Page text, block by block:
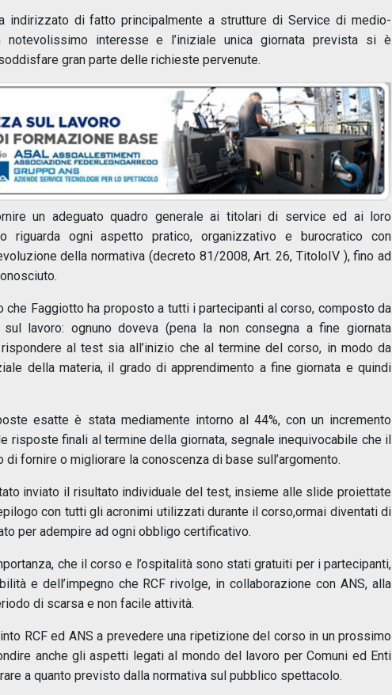
indirizzato di fatto principalmente a strutture di Service di medio-
interesse e l’iniziale unica giornata prevista si è
gran parte delle richieste pervenute.
un adeguato quadro generale ai titolari di service ed ai loro
riguarda ogni aspetto pratico, organizzativo e burocratico con
della normativa (decreto 81/2008, Art. 26, TitoloIV ), fino ad
Faggiotto ha proposto a tutti i partecipanti al corso, composto da
lavoro: ognuno doveva (pena la non consegna a fine giornata
al test sia all’inizio che al termine del corso, in modo da
della materia, il grado di apprendimento a fine giornata e quindi
esatte è stata mediamente intorno al 44%, con un incremento
risposte finali al termine della giornata, segnale inequivocabile che il
fornire o migliorare la conoscenza di base sull’argomento.
inviato il risultato individuale del test, insieme alle slide proiettate
con tutti gli acronimi utilizzati durante il corso,ormai diventati di
per adempire ad ogni obbligo certificativo.
che il corso e l’ospitalità sono stati gratuiti per i partecipanti,
e dell’impegno che RCF rivolge, in collaborazione con ANS, alla
di scarsa e non facile attività.
RCF ed ANS a prevedere una ripetizione del corso in un prossimo
anche gli aspetti legati al mondo del lavoro per Comuni ed Enti
a quanto previsto dalla normativa sul pubblico spettacolo.